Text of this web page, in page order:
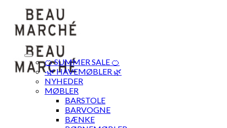
content
🍊 SUMMER SALE 🍊
·🌿 HAVEMØBLER 🌿
NYHEDER
MØBLER
BARSTOLE
BARVOGNE
BÆNKE